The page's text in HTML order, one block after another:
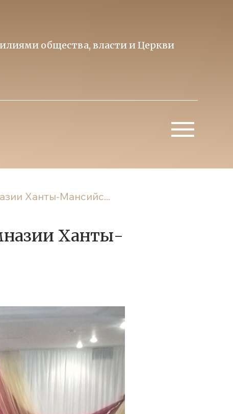
общества, власти и Церкви
Ханты-Мансийс...
Ханты-